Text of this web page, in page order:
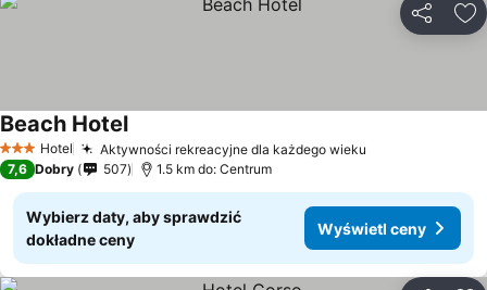
3 Kategoria
Hotel Aktywności rekreacyjne dla każdego wieku
Beach Hotel
7,6 Dobry 507 1.5 km do: Centrum
Wybierz daty, aby sprawdzić
dokładne ceny
Wyświetl ceny